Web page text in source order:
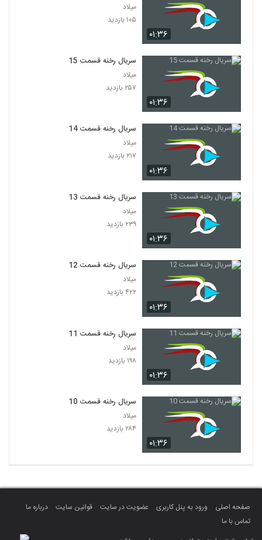
۰۱:۳۶
میلاد
۱۰۵ بازدید
۰۱:۳۶
سریال رخنه قسمت 15
میلاد
۲۵۷ بازدید
۰۱:۳۶
سریال رخنه قسمت 14
میلاد
۲۱۷ بازدید
۰۱:۳۶
سریال رخنه قسمت 13
میلاد
۲۳۹ بازدید
۰۱:۳۶
سریال رخنه قسمت 12
میلاد
۴۲۲ بازدید
۰۱:۳۶
سریال رخنه قسمت 11
میلاد
۱۹۸ بازدید
۰۱:۳۶
سریال رخنه قسمت 10
میلاد
۲۸۴ بازدید
صفحه اصلی ورود به پنل کاربری عضویت در سایت قوانین سایت
درباره ما
تماس با ما